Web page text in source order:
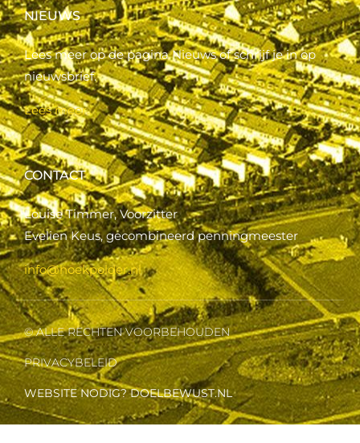
NIEUWS
Lees meer op de pagina Nieuws of schrijf je in op
nieuwsbrief.
Lees meer..
CONTACT
Louise Timmer, Voorzitter
Evelien Keus, gecombineerd penningmeester
info@hoekpolder.nl
© ALLE RECHTEN VOORBEHOUDEN
PRIVACYBELEID
WEBSITE NODIG? DOELBEWUST.NL